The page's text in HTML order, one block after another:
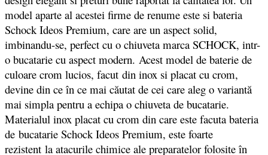
model aparte al acestei firme de renume este si bateria
Schock Ideos Premium, care are un aspect solid,
imbinandu-se, perfect cu o chiuveta marca SCHOCK, intr-
o bucatarie cu aspect modern. Acest model de baterie de
culoare crom lucios, facut din inox si placat cu crom,
devine din ce în ce mai căutat de cei care aleg o variantă
mai simpla pentru a echipa o chiuveta de bucatarie.
Materialul inox placat cu crom din care este facuta bateria
de bucatarie Schock Ideos Premium, este foarte
rezistent la atacurile chimice ale preparatelor folosite în